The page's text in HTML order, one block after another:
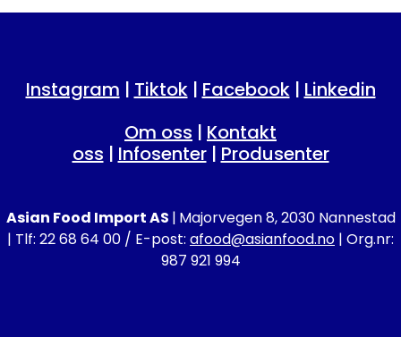
Instagram | Tiktok| Facebook| Linkedin
Om oss | Kontakt
oss | Infosenter| Produsenter
Asian Food Import AS | Majorvegen 8, 2030 Nannestad
| Tlf: 22 68 64 00 / E-post: afood@asianfood.no | Org.nr:
987 921 994